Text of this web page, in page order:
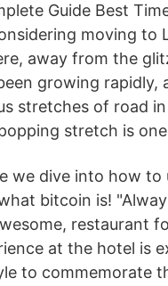
Guide Best
moving to
away from the
growing
stretches of road
stretch is
we dive into how
bitcoin is!
restaurant
at the hotel is
to commemorate